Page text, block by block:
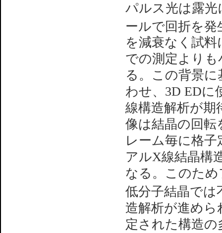
パルス光は露
ールで回折を
を減衰なく試
での測定より
る。この背景
わせ、3D EDに
線構造解析が期
像は結晶の回転
レーム毎に格
アルX線結晶構
なる。このた
低分子結晶では
造解析が進め
定された構造の